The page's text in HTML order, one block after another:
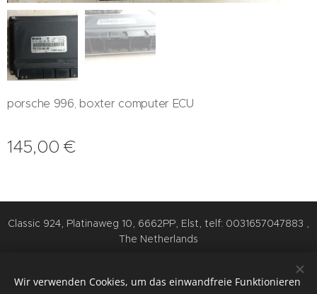
porsche 996, boxter computer ECU
145,00 €
Classic 924, Platinaweg 10, 6662PP, Elst, telf: 0031657047883 ,
The Netherlands
Wir verwenden Cookies, um das einwandfreie Funktionieren